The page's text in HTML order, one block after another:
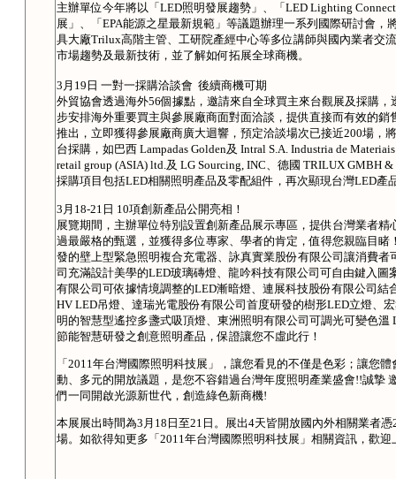
主辦單位今年將以「LED照明發展趨勢」、「LED Lighting
展」、「EPA能源之星最新規範」等議題辦理一系列國際研討會
具大廠Trilux高階主管、工研院產經中心等多位講師與國內業者交
市場趨勢及最新技術，並了解如何拓展全球商機。
3月19日 一對一採購洽談會 後續商機可期
外貿協會透過海外56個據點，邀請來自全球買主來台觀展及採購
步安排海外重要買主與參展廠商面對面洽談，提供直接而有效的
推出，立即獲得參展廠商廣大迴響，預定洽談場次已接近200場，
台採購，如巴西 Lampadas Golden及 Intral S.A. Industria de
retail group (ASIA) ltd.及 LG Sourcing, INC、德國 TRILUX GMBH
採購項目包括LED相關照明產品及零配組件，再次顯現台灣LED產
3月18-21日 10項創新產品公開亮相！
展覽期間，主辦單位特別設置創新產品展示專區，提供台灣業者
過最嚴格的甄選，並獲得多位專家、學者的肯定，值得您親臨目
發的壁上型緊急照明複合充電器、詠真實業股份有限公司讓消費
司充滿設計美學的LED玻璃磚燈、龍吟科技有限公司可自由鍵入圖
有限公司可依據情境調整的LED漸暗燈、連展科技股份有限公司
HV LED吊燈、達瑞光電股份有限公司首度研發的樹形LED立燈、
明的智慧型遙控多盞式吸頂燈、東洲照明有限公司可調光可變色
節能智慧研發之創意照明產品，保證讓您不虛此行！
「2011年台灣國際照明科技展」，讓您看見的不僅是色彩；讓您
動、多元的開放議題，是您不容錯過台灣年度照明產業盛會!!誠摯
們一同開啟光源新世代，創造綠色新商機!
本展展出時間為3月18日至21日。展出4天皆開放國內外相關業者
場。如欲得知更多「2011年台灣國際照明科技展」相關資訊，歡迎